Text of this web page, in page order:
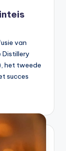
van
het tweede
succes